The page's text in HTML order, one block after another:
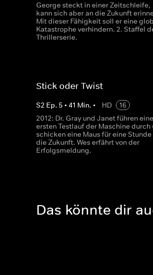
George steckt in einer Zeitschleife,
kann sich aber an die Zukunft
Mit dieser Fähigkeit soll er eine
Katastrophe verhindern. 2. Staffel
Thrillerserie.
Stick oder Twist
S2 Ep. 5 • 41 Min. • HD
16
2012: Dr. Gray und Janet führen
ersten Testlauf der Maschine durch
schicken eine Maus für eine Stunde
die Zukunft. Wes erfährt von der
Erfolgsmeldung.
Das könnte dir